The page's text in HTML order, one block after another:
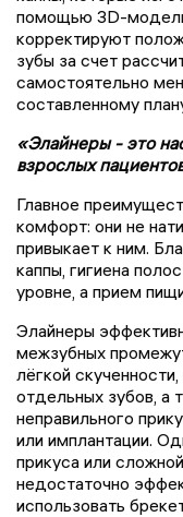
помощью 3D-
корректируют
зубы за счет
самостоятельно
составленному
«Элайнеры - это
взрослых
Главное
комфорт: они не
привыкает к ним.
каппы, гигиена
уровне, а прием
Элайнеры
межзубных
лёгкой
отдельных зубов, а
неправильного
или имплантации.
прикуса или
недостаточно
использовать